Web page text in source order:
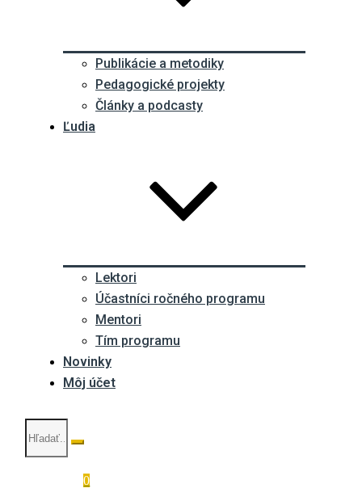
Publikácie a metodiky
Pedagogické projekty
Články a podcasty
Ľudia
Lektori
Účastníci ročného programu
Mentori
Tím programu
Novinky
Môj účet
0